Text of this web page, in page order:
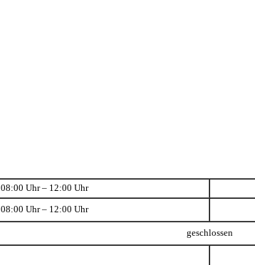
08:00 Uhr – 12:00 Uhr
08:00 Uhr – 12:00 Uhr
geschlossen